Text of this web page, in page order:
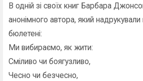
В одній зі своїх книг Барбара
анонімного автора, який
бюлетені:
Ми вибираємо, як жити:
Сміливо чи боягузливо,
Чесно чи безчесно,